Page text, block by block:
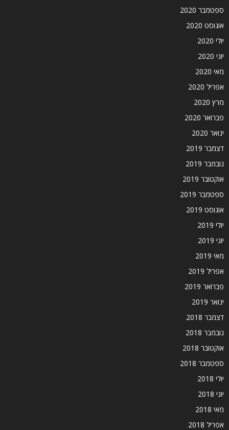
ספטמבר 2020
אוגוסט 2020
יולי 2020
יוני 2020
מאי 2020
אפריל 2020
מרץ 2020
פברואר 2020
ינואר 2020
דצמבר 2019
נובמבר 2019
אוקטובר 2019
ספטמבר 2019
אוגוסט 2019
יולי 2019
יוני 2019
מאי 2019
אפריל 2019
פברואר 2019
ינואר 2019
דצמבר 2018
נובמבר 2018
אוקטובר 2018
ספטמבר 2018
יולי 2018
יוני 2018
מאי 2018
אפריל 2018